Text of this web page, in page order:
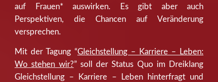
auf Frauen* auswirken. Es gibt aber auch
Perspektiven, die Chancen auf Veränderung
versprechen.
Mit der Tagung “Gleichstellung – Karriere – Leben:
Wo stehen wir?” soll der Status Quo im Dreiklang
Gleichstellung – Karriere – Leben hinterfragt und